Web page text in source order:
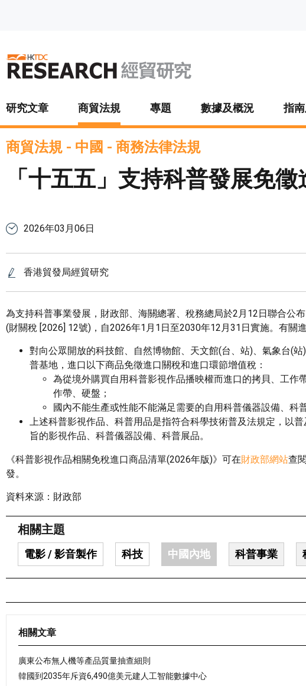
研究文章 商貿法規 專題 數據及概況 指
商貿法規 - 中國 - 商務法律法規
「十五五」支持科普發展免
2026年03月06日
香港貿發局經貿研究
為支持科普事業發展，財政部、海關總署、稅務總局於2月12日聯合公
(財關稅 [2026] 12號)，自2026年1月1日至2030年12月31日實施。有關
對向公眾開放的科技館、自然博物館、天文館(台、站)、氣象台(
普基地，進口以下商品免徵進口關稅和進口環節增值稅：
為從境外購買自用科普影視作品播映權而進口的拷貝、工
作帶、硬盤；
國內不能生產或性能不能滿足需要的自用科普儀器設備、科
上述科普影視作品、科普用品是指符合科學技術普及法規定，以
旨的影視作品、科普儀器設備、科普展品。
《科普影視作品相關免稅進口商品清單(2026年版)》可在財政部網站查
發。
資料來源：財政部
相關主題
電影 / 影音製作 科技 中國內地 科普事業
相關文章
廣東公布無人機等產品質量抽查細則
韓國到2035年斥資6,490億美元建人工智能數據中心